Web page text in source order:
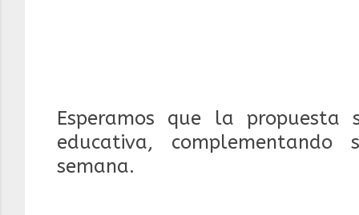
Esperamos que la
educativa,
semana.